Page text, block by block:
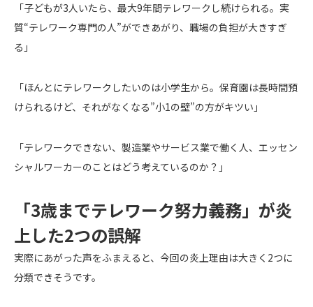
「子どもが3人いたら、最大9年間テレワークし続けられる。実
質“テレワーク専門の人”ができあがり、職場の負担が大きすぎ
る」
「ほんとにテレワークしたいのは小学生から。保育園は長時間預
けられるけど、それがなくなる”小1の壁”の方がキツい」
「テレワークできない、製造業やサービス業で働く人、エッセン
シャルワーカーのことはどう考えているのか？」
「3歳までテレワーク努力義務」が炎
上した2つの誤解
実際にあがった声をふまえると、今回の炎上理由は大きく2つに
分類できそうです。